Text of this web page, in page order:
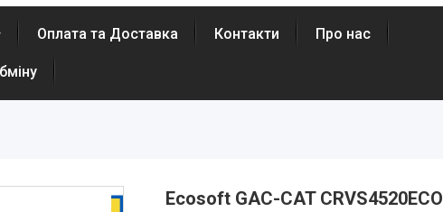
Оплата та Доставка Контакти Про нас
Ecosoft GAC-CAT